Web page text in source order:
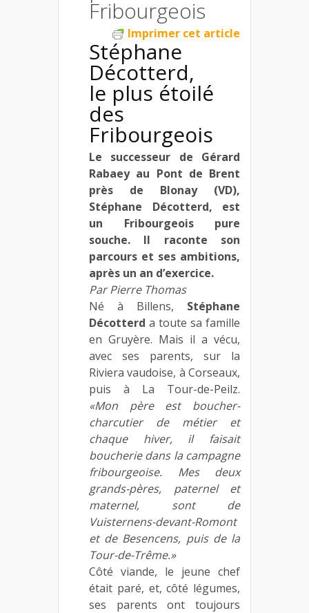
Fribourgeois
Imprimer cet article
Stéphane
Décotterd,
le plus étoilé
des
Fribourgeois
Le successeur de Gérard
Rabaey au Pont de Brent
près de Blonay (VD),
Stéphane Décotterd, est
un Fribourgeois pure
souche. Il raconte son
parcours et ses ambitions,
après un an d’exercice.
Par Pierre Thomas
Né à Billens, Stéphane
Décotterd a toute sa famille
en Gruyère. Mais il a vécu,
avec ses parents, sur la
Riviera vaudoise, à Corseaux,
puis à La Tour-de-Peilz.
«Mon père est boucher-
charcutier de métier et
chaque hiver, il faisait
boucherie dans la campagne
fribourgeoise. Mes deux
grands-pères, paternel et
maternel, sont de
Vuisternens-devant-Romont
et de Besencens, puis de la
Tour-de-Trême.»
Côté viande, le jeune chef
était paré, et, côté légumes,
ses parents ont toujours